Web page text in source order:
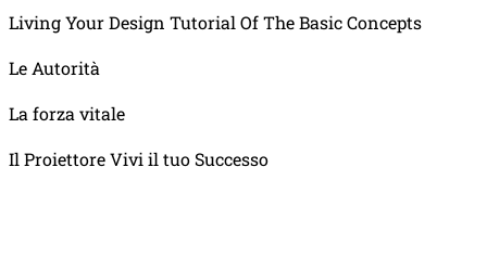
Living Your Design Tutorial Of The Basic Concepts
Le Autorità
La forza vitale
Il Proiettore Vivi il tuo Successo